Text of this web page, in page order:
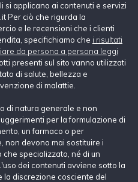
si applicano ai contenuti e servizi
Per ciò che rigurda la
e le recensioni che i clienti
specifichiamo che i risultati
da persona a persona leggi
presenti sul sito vanno utilizzati
di salute, bellezza e
di malattie.
di natura generale e non
per la formulazione di
un farmaco o per
non devono mai sostituire i
specializzato, né di un
dei contenuti avviene sotto la
la discrezione cosciente del